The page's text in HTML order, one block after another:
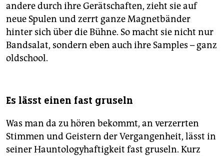
andere durch ihre Gerätschaften, zieht sie auf
neue Spulen und zerrt ganze Magnetbänder
hinter sich über die Bühne. So macht sie nicht nur
Bandsalat, sondern eben auch ihre Samples – ganz
oldschool.
Es lässt einen fast gruseln
Was man da zu hören bekommt, an verzerrten
Stimmen und Geistern der Vergangenheit, lässt in
seiner Hauntologyhaftigkeit fast gruseln. Kurz